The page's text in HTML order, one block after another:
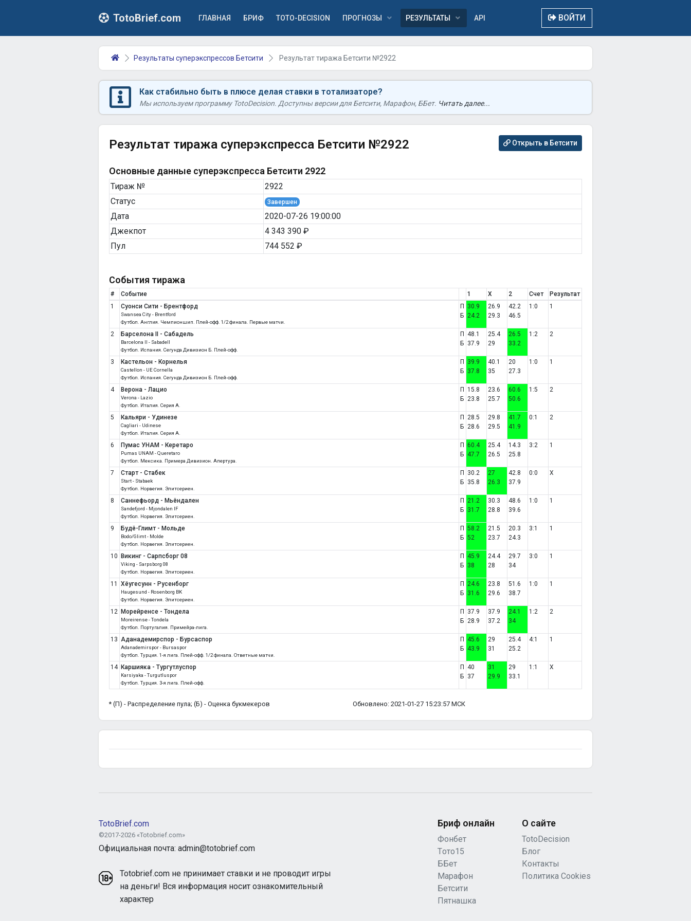
TotoBrief.com ГЛАВНАЯ БРИФ TOTO-DECISION ПРОГНОЗЫ РЕЗУЛЬТАТЫ API ВОЙТИ
Результаты суперэкспрессов Бетсити Результат тиража Бетсити №2922
Как стабильно быть в плюсе делая ставки в тотализаторе?
Мы используем программу TotoDecision. Доступны версии для Бетсити, Марафон, ББет. Читать далее...
Результат тиража суперэкспресса Бетсити №2922 Открыть в Бетсити
Основные данные суперэкспресса Бетсити 2922
Тираж №
2922
Статус
Завершен
Дата
2020-07-26 19:00:00
Джекпот
4 343 390 ₽
Пул
744 552 ₽
События тиража
# Событие 1 X 2 Счет
Результат
1
Суонси Сити - Брентфорд
Swansea City - Brentford
Футбол. Англия. Чемпионшип. Плей-офф. 1/2 финала. Первые матчи.
П
Б
30.9
24.2
26.9
29.3
42.2
46.5
1:0 1
2 Барселона II - Сабадель
Barcelona II - Sabadell
Футбол. Испания. Сегунда Дивизион Б. Плей-офф.
П
Б
48.1
37.9
25.4
29
26.5
33.2
1:2 2
3 Кастельон - Корнелья
Castellon - UE Cornella
Футбол. Испания. Сегунда Дивизион Б. Плей-офф.
П
Б
39.9
37.8
40.1
35
20
27.3
1:0 1
4 Верона - Лацио
Verona - Lazio
Футбол. Италия. Серия A.
П
Б
15.8
23.8
23.6
25.7
60.6
50.6
1:5 2
5 Кальяри - Удинезе
Cagliari - Udinese
Футбол. Италия. Серия A.
П
Б
28.5
28.6
29.8
29.5
41.7
41.9
0:1 2
6 Пумас УНАМ - Керетаро
Pumas UNAM - Queretaro
Футбол. Мексика. Примера Дивизион. Апертура.
П
Б
60.4
47.7
25.4
26.5
14.3
25.8
3:2 1
7 Старт - Стабек
Start - Stabaek
Футбол. Норвегия. Элитсериен.
П
Б
30.2
35.8
27
26.3
42.8
37.9
0:0 X
8 Саннефьорд - Мьёндален
Sandefjord - Mjondalen IF
Футбол. Норвегия. Элитсериен.
П
Б
21.2
31.7
30.3
28.8
48.6
39.6
1:0 1
9 Будё-Глимт - Мольде
Bodo/Glimt - Molde
Футбол. Норвегия. Элитсериен.
П
Б
58.2
52
21.5
23.7
20.3
24.3
3:1 1
10 Викинг - Сарпсборг 08
Viking - Sarpsborg 08
Футбол. Норвегия. Элитсериен.
П
Б
45.9
38
24.4
28
29.7
34
3:0 1
11 Хёугесунн - Русенборг
Haugesund - Rosenborg BK
Футбол. Норвегия. Элитсериен.
П
Б
24.6
31.6
23.8
29.6
51.6
38.7
1:0 1
12 Морейренсе - Тондела
Moreirense - Tondela
Футбол. Португалия. Примейра-лига.
П
Б
37.9
28.9
37.9
37.2
24.1
34
1:2 2
13 Аданадемирспор - Бурсаспор
Adanademirspor - Bursaspor
Футбол. Турция. 1-я лига. Плей-офф. 1/2 финала. Ответные матчи.
П
Б
45.6
43.9
29
31
25.4
25.2
4:1 1
14 Каршияка - Тургутлуспор
Karsiyaka - Turgutluspor
Футбол. Турция. 3-я лига. Плей-офф.
П
Б
40
37
31
29.9
29
33.1
1:1 X
* (П) - Распределение пула; (Б) - Оценка букмекеров Обновлено: 2021-01-27 15:23:57 МСК
TotoBrief.com
©2017-2026 «Totobrief.com»
Официальная почта: admin@totobrief.com
Totobrief.com не принимает ставки и не проводит игры
на деньги! Вся информация носит ознакомительный
характер
Бриф онлайн
Фонбет
Tото15
ББет
Марафон
Бетсити
Пятнашка
О сайте
TotoDecision
Блог
Контакты
Политика Cookies